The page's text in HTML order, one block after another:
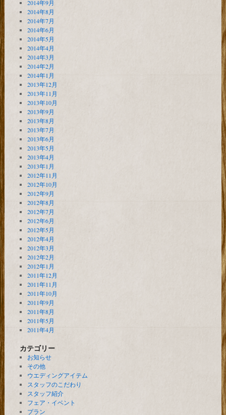
2014年9月
2014年8月
2014年7月
2014年6月
2014年5月
2014年4月
2014年3月
2014年2月
2014年1月
2013年12月
2013年11月
2013年10月
2013年9月
2013年8月
2013年7月
2013年6月
2013年5月
2013年4月
2013年1月
2012年11月
2012年10月
2012年9月
2012年8月
2012年7月
2012年6月
2012年5月
2012年4月
2012年3月
2012年2月
2012年1月
2011年12月
2011年11月
2011年10月
2011年9月
2011年8月
2011年5月
2011年4月
カテゴリー
お知らせ
その他
ウエディングアイテム
スタッフのこだわり
スタッフ紹介
フェア・イベント
プラン